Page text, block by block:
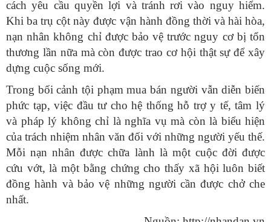
cách yêu cầu quyền lợi và tránh rơi vào nguy hiểm.
Khi ba trụ cột này được vận hành đồng thời và hài hòa,
nạn nhân không chỉ được bảo vệ trước nguy cơ bị tổn
thương lần nữa mà còn được trao cơ hội thật sự để xây
dựng cuộc sống mới.
Trong bối cảnh tội phạm mua bán người vẫn diễn biến
phức tạp, việc đầu tư cho hệ thống hỗ trợ y tế, tâm lý
và pháp lý không chỉ là nghĩa vụ mà còn là biểu hiện
của trách nhiệm nhân văn đối với những người yếu thế.
Mỗi nạn nhân được chữa lành là một cuộc đời được
cứu vớt, là một bằng chứng cho thấy xã hội luôn biết
đồng hành và bảo vệ những người cần được chở che
nhất.